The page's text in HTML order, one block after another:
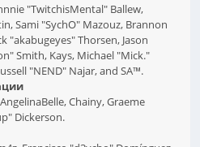
"TwitchisMental" Ballew,
Sami "SychO" Mazouz, Brannon
"akabugeyes" Thorsen, Jason
Smith, Kays, Michael "Mick."
"NEND" Najar, and SA™.
Chainy, Graeme
Dickerson.